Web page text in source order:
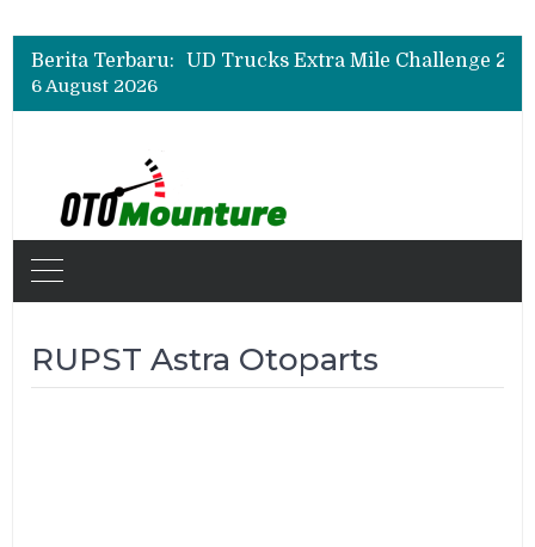
Berita Terbaru:
6 August 2026
RUPST Astra Otoparts